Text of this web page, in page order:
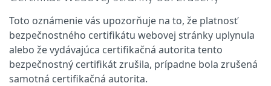
Toto oznámenie vás upozorňuje na to, že platnosť
bezpečnostného certifikátu webovej stránky uplynula
alebo že vydávajúca certifikačná autorita tento
bezpečnostný certifikát zrušila, prípadne bola zrušená
samotná certifikačná autorita.